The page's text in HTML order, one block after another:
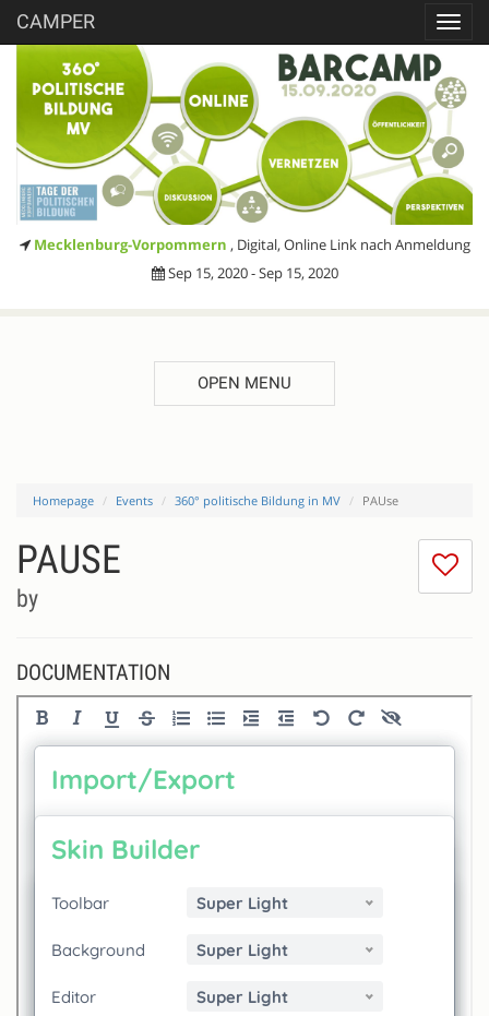
CAMPER
Mecklenburg-Vorpommern , Digital, Online Link nach Anmeldung
Sep 15, 2020 - Sep 15, 2020
OPEN MENU
Homepage Events 360° politische Bildung in MV PAUse
I
PAUSE
by
DOCUMENTATION